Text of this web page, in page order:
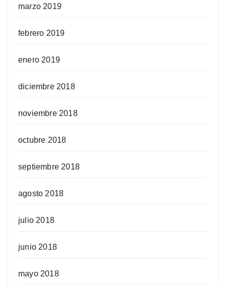
marzo 2019
febrero 2019
enero 2019
diciembre 2018
noviembre 2018
octubre 2018
septiembre 2018
agosto 2018
julio 2018
junio 2018
mayo 2018